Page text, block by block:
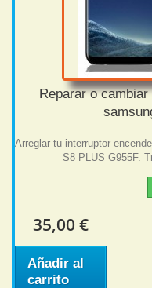
Reparar o
Arreglar tu interruptor
S8 PLUS G955F.
35,00 €
Añadir al
carrito